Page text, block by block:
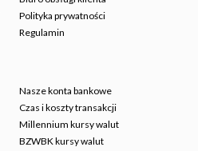
Polityka prywatności
Regulamin
Nasze konta bankowe
Czas i koszty transakcji
Millennium kursy walut
BZWBK kursy walut